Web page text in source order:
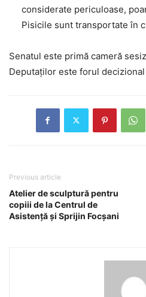
considerate periculoase,
Pisicile sunt transportate în
Senatul este primă cameră
Deputaților este forul decizional
Previous article
Atelier de sculptură pentru
copiii de la Centrul de
Asistență și Sprijin Focșani